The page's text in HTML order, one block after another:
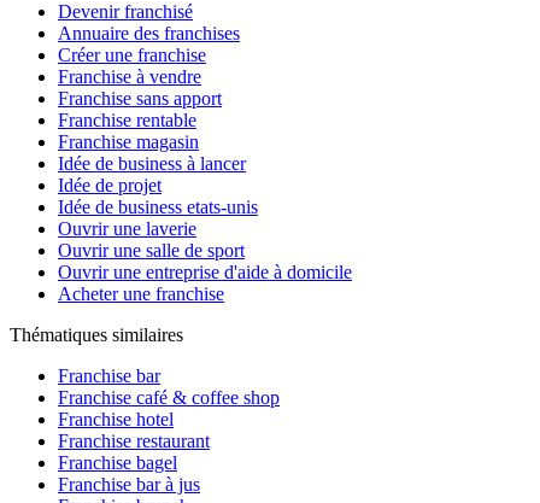
Devenir franchisé
Annuaire des franchises
Créer une franchise
Franchise à vendre
Franchise sans apport
Franchise rentable
Franchise magasin
Idée de business à lancer
Idée de projet
Idée de business etats-unis
Ouvrir une laverie
Ouvrir une salle de sport
Ouvrir une entreprise d'aide à domicile
Acheter une franchise
Thématiques similaires
Franchise bar
Franchise café & coffee shop
Franchise hotel
Franchise restaurant
Franchise bagel
Franchise bar à jus